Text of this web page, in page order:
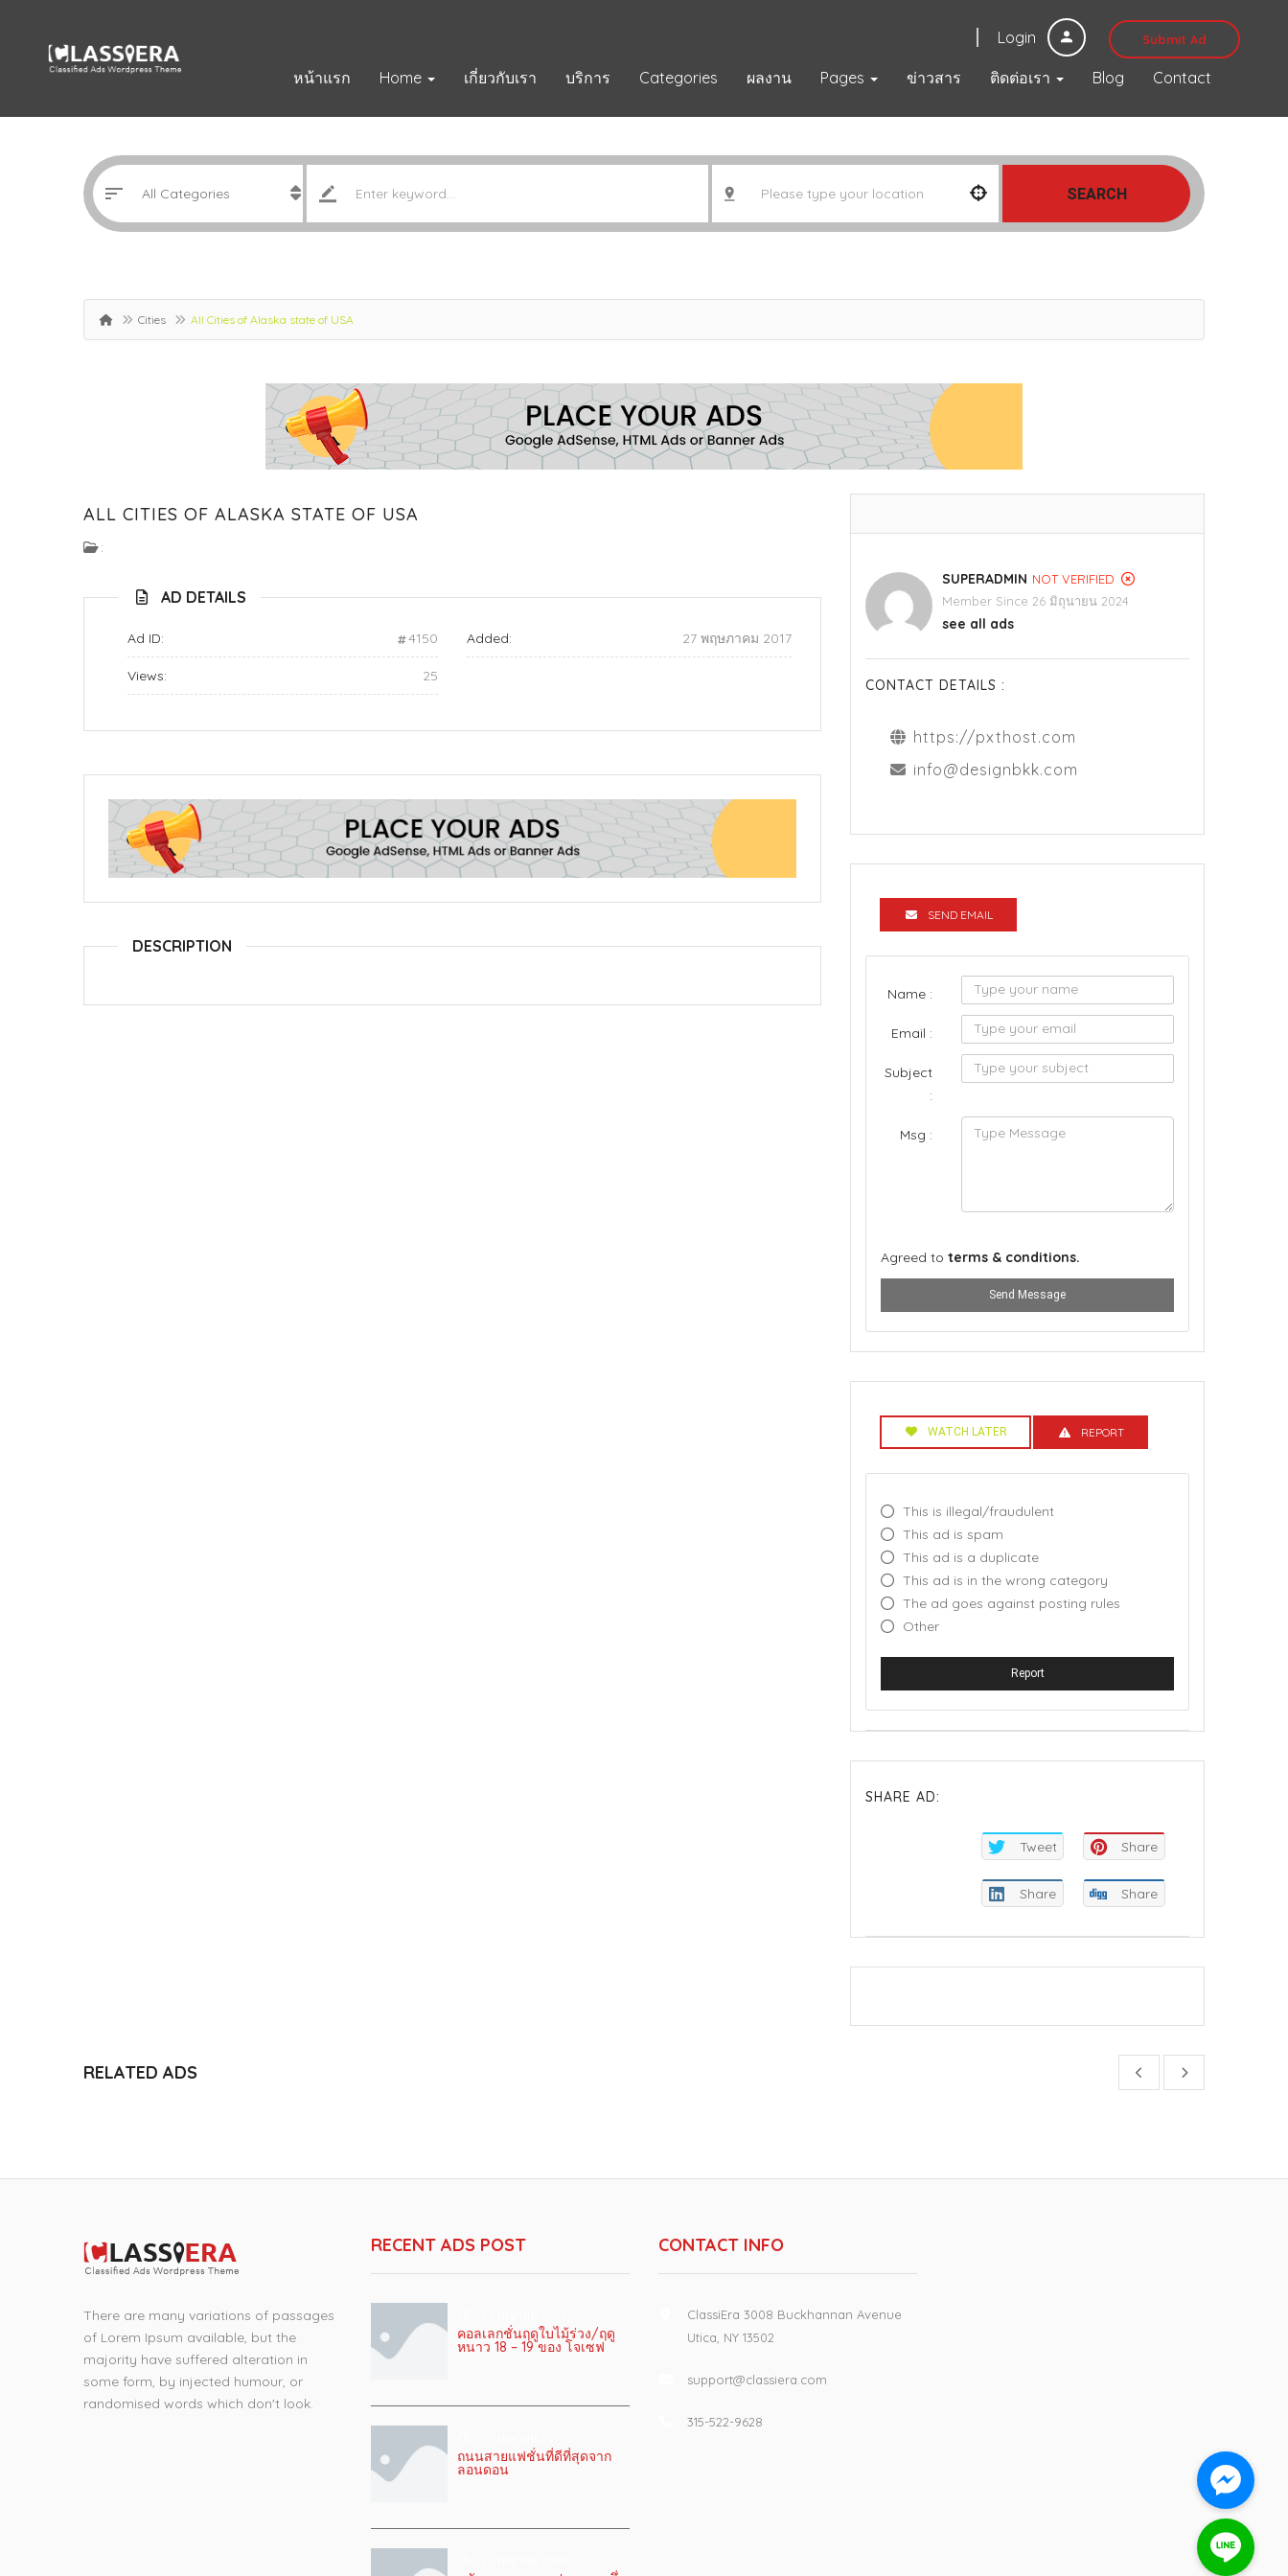
Login Submit Ad
หน้าแรก Home เกี่ยวกับเรา บริการ Categories ผลงาน Pages ข่าวสาร ติดต่อเรา Blog Contact
SEARCH
Cities All Cities of Alaska state of USA
ALL CITIES OF ALASKA STATE OF USA
:
AD DETAILS
Ad ID: 4150 Added: 27 พฤษภาคม 2017
Views: 25
DESCRIPTION
SUPERADMIN NOT VERIFIED
Member Since 26 มิถุนายน 2024
see all ads
CONTACT DETAILS :
https://pxthost.com
info@designbkk.com
SEND EMAIL
Name :
Email :
Subject
:
Msg :
Agreed to terms & conditions.
Send Message
WATCH LATER REPORT
This is illegal/fraudulent
This ad is spam
This ad is a duplicate
This ad is in the wrong category
The ad goes against posting rules
Other
Report
SHARE AD:
Tweet Share
Share Share
RELATED ADS
There are many variations of passages
of Lorem Ipsum available, but the
majority have suffered alteration in
some form, by injected humour, or
randomised words which don't look.
RECENT ADS POST
คอลเลกชั่นฤดูใบไม้ร่วง/ฤดู
หนาว 18 – 19 ของ โจเซฟ
ถนนสายแฟชั่นที่ดีที่สุดจาก
ลอนดอน
CONTACT INFO
ClassiEra 3008 Buckhannan Avenue
Utica, NY 13502
support@classiera.com
315-522-9628